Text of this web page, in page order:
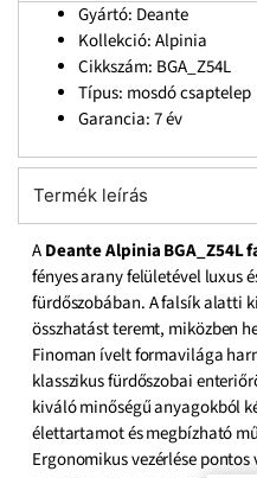
Gyártó: Deante
Kollekció: Alpinia
Cikkszám: BGA_Z54L
Típus: mosdó csaptelep
Garancia: 7 év
Termék leírás
ADeante Alpinia
fényes arany felületével luxus
fürdőszobában. A falsík alatti
összhatást teremt, miközben
Finoman ívelt formavilága
klasszikus fürdőszobai
kiváló minőségű anyagokból
élettartamot és megbízható
Ergonomikus vezérlése